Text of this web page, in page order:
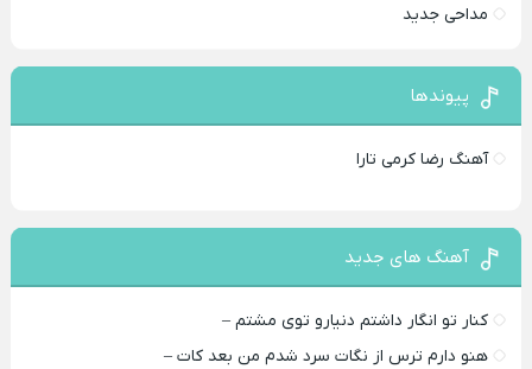
مداحی جدید
پیوندها
آهنگ رضا کرمی تارا
آهنگ های جدید
کنار تو انگار داشتم دنیارو توی مشتم –
هنو دارم ترس از نگات سرد شدم من بعد کات –